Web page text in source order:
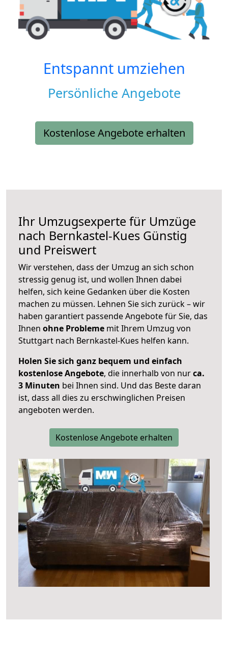
Entspannt umziehen
Persönliche Angebote
Kostenlose Angebote erhalten
Ihr Umzugsexperte für Umzüge
nach Bernkastel-Kues Günstig
und Preiswert
Wir verstehen, dass der Umzug an sich schon
stressig genug ist, und wollen Ihnen dabei
helfen, sich keine Gedanken über die Kosten
machen zu müssen. Lehnen Sie sich zurück – wir
haben garantiert passende Angebote für Sie, das
Ihnen ohne Probleme mit Ihrem Umzug von
Stuttgart nach Bernkastel-Kues helfen kann.
Holen Sie sich ganz bequem und einfach
kostenlose Angebote, die innerhalb von nurca.
3 Minuten bei Ihnen sind. Und das Beste daran
ist, dass all dies zu erschwinglichen Preisen
angeboten werden.
Kostenlose Angebote erhalten